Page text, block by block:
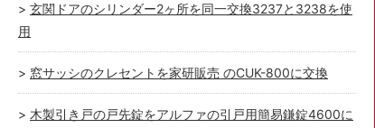
玄関ドアのシリンダー2ヶ所を同一交換3237と3238を使
用
窓サッシのクレセントを家研販売 のCUK-800に交換
木製引き戸の戸先錠をアルファの引戸用簡易鎌錠4600に